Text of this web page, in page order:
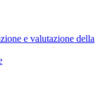
e valutazione della